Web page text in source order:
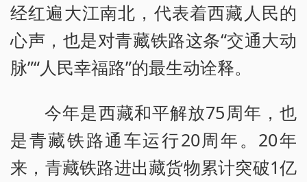
经红遍大江南北，代表着西藏人民的
心声，也是对青藏铁路这条“交通大动
脉”“人民幸福路”的最生动诠释。
今年是西藏和平解放75周年，也
是青藏铁路通车运行20周年。20年
来，青藏铁路进出藏货物累计突破1亿